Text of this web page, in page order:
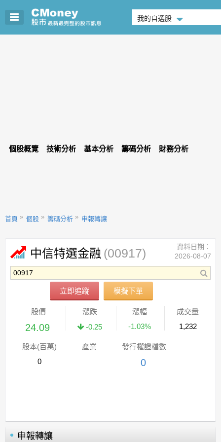
我的自選股
個股概覽 技術分析 基本分析 籌碼分析 財務分析
首頁 個股 籌碼分析 申報轉讓
中信特選金融 (00917)
立即追蹤 模擬下單
資料日期：
2026-08-07
股價
24.09
漲跌
-0.25
漲幅
-1.03%
成交量
1,232
股本(百萬)
0
產業 發行權證檔數
0
申報轉讓